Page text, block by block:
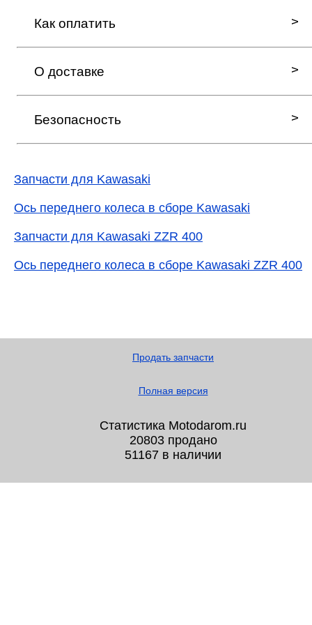
Как оплатить
О доставке
Безопасность
Запчасти для Kawasaki
Ось переднего колеса в сборе Kawasaki
Запчасти для Kawasaki ZZR 400
Ось переднего колеса в сборе Kawasaki ZZR 400
Продать запчасти
Полная версия
Статистика Motodarom.ru
20803 продано
51167 в наличии